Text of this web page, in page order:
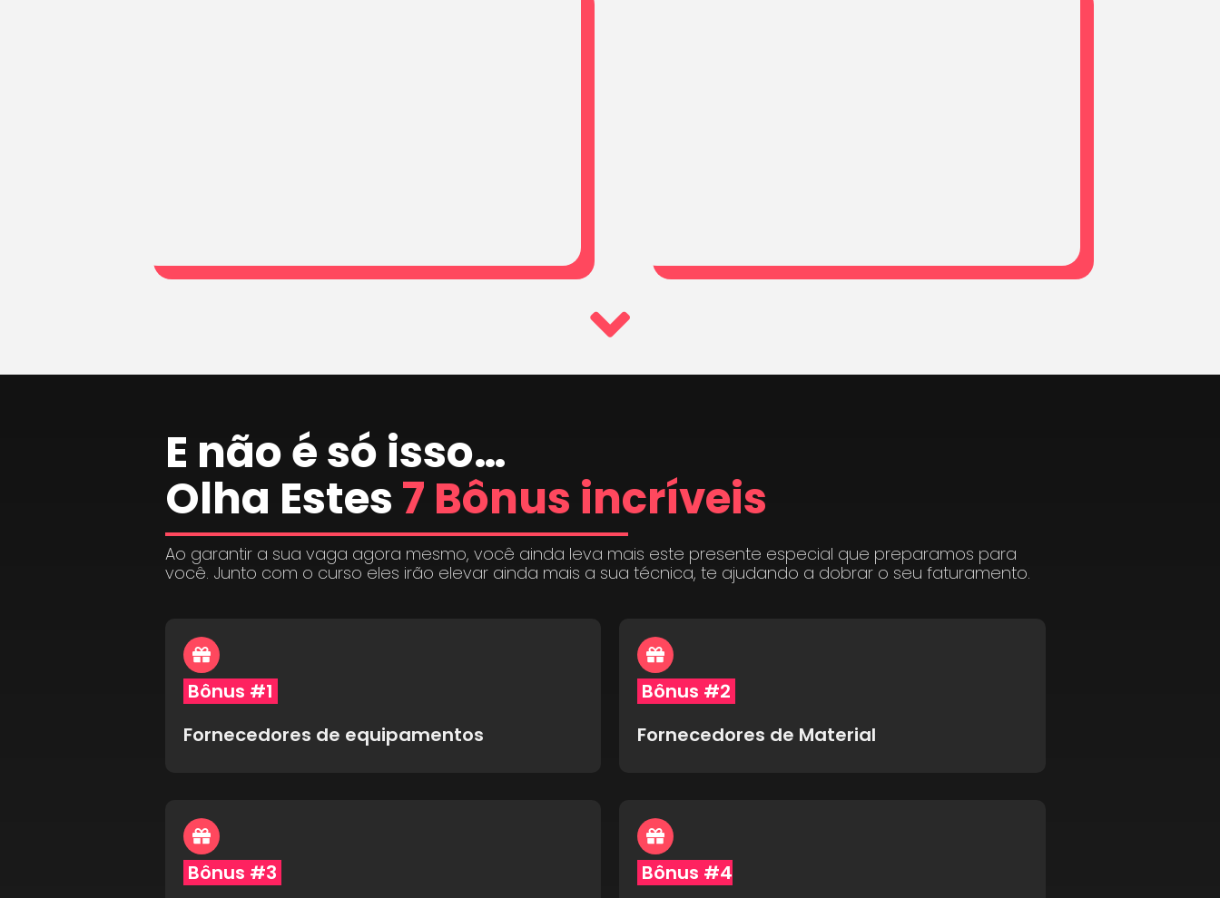
E não é só isso…
Olha Estes 7 Bônus incríveis
Ao garantir a sua vaga agora mesmo, você ainda leva mais este presente especial que preparamos para
você. Junto com o curso eles irão elevar ainda mais a sua técnica, te ajudando a dobrar o seu faturamento.
Bônus #1
Fornecedores de equipamentos
Bônus #2
Fornecedores de Material
Bônus #3 Bônus #4